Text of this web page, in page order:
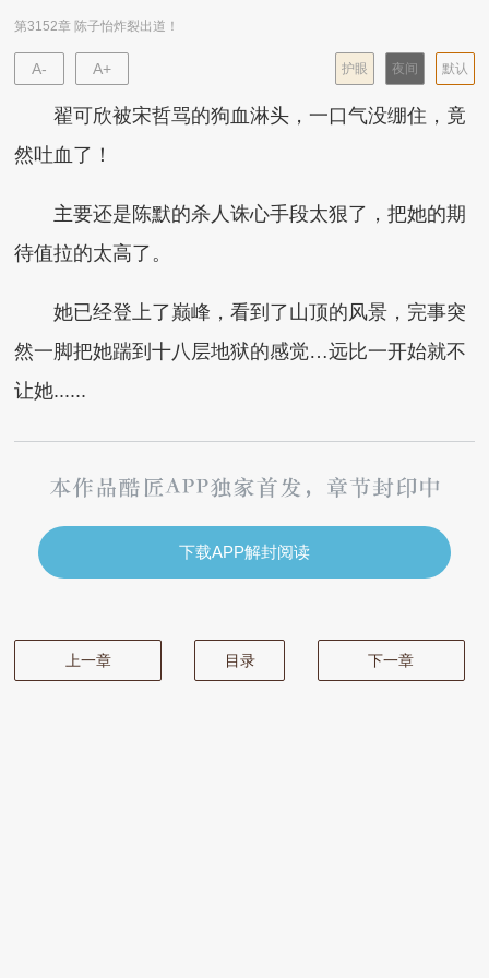
第3152章 陈子怡炸裂出道！
A- A+ 默认
夜间
护眼
翟可欣被宋哲骂的狗血淋头，一口气没绷住，竟
然吐血了！
主要还是陈默的杀人诛心手段太狠了，把她的期
待值拉的太高了。
她已经登上了巅峰，看到了山顶的风景，完事突
然一脚把她踹到十八层地狱的感觉…远比一开始就不
让她......
下载APP解封阅读
上一章 目录 下一章